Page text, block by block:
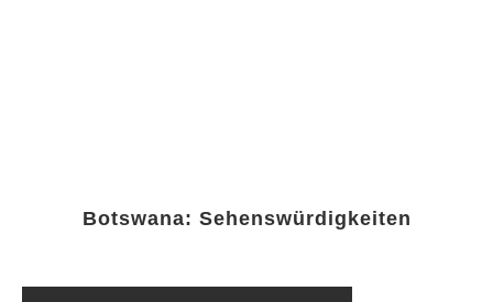
Botswana: Sehenswürdigkeiten